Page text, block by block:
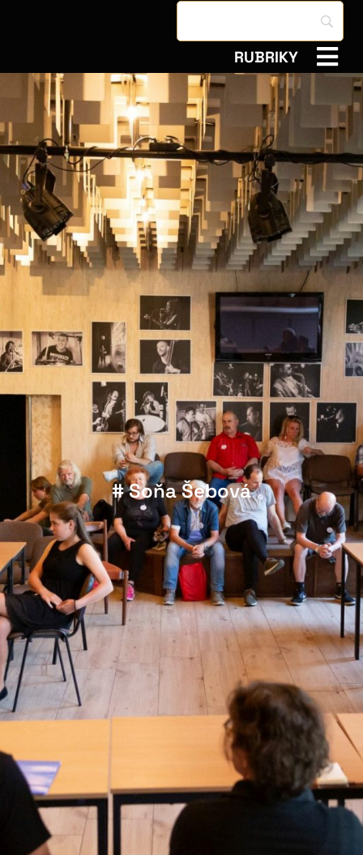
RUBRIKY
# Soňa Šebová